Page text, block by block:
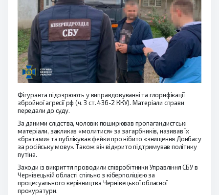
Фігуранта підозрюють у виправдовуванні та глорифікації
збройної агресії рф (ч. 3 ст. 436-2 ККУ). Матеріали справи
передали до суду.
За даними слідства, чоловік поширював пропагандистські
матеріали, закликав «молитися» за загарбників, називав їх
«братами» та публікував фейки про нібито «знищення Донбасу
за російську мову». Також він відкрито підтримував політику
путіна.
Заходи із викриття проводили співробітники Управління СБУ в
Чернівецькій області спільно з кіберполіцією за
процесуального керівництва Чернівецької обласної
прокуратури.